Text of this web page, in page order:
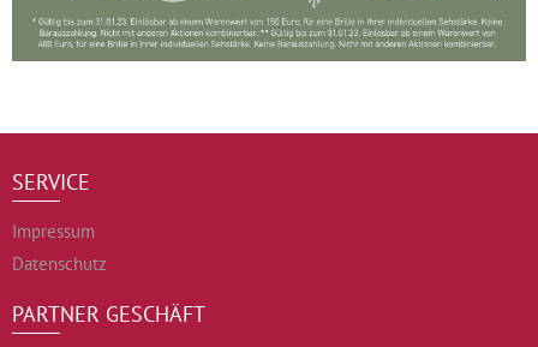
SERVICE
Impressum
Datenschutz
PARTNER GESCHÄFT